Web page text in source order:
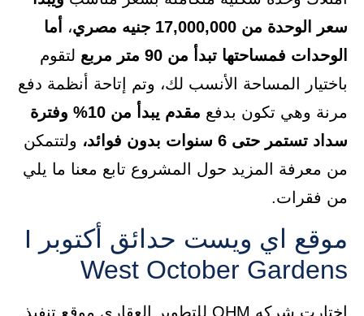
سعر الوحدة من 17,000,000 جنيه مصري
، أما
الوحدات فمساحتها تبدأ من 90 متر مربع
لتقوم
باختيار المساحة الأنسب لك، وتم إتاحة أنظمة دفع
مرنة وهي تكون بدفع
مقدم يبدأ من 10% وفترة
سداد تستمر حتى 6 سنوات بدون فوائد،
ولتتمكن
من معرفة المزيد حول المشروع تابع معنا ما يلي
من فقرات.
موقع اي ويست حدائق أكتوبر I
West October Gardens
اختارت شركه OHM للتطوير العقاري موقع تنفيذ